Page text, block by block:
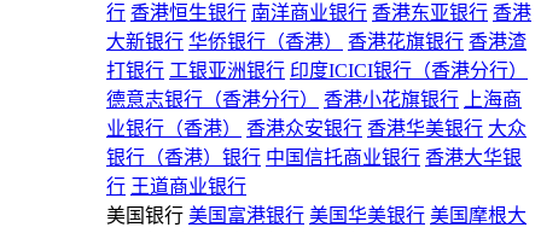
行 香港恒生银行 南洋商业银行 香港东亚银行 香港
大新银行 华侨银行（香港） 香港花旗银行 香港渣
打银行 工银亚洲银行 印度ICICI银行（香港分行）
德意志银行（香港分行）
香港小花旗银行
上海商
业银行（香港）
香港众安银行 香港华美银行 大众
银行（香港）银行 中国信托商业银行 香港大华银
行 王道商业银行
美国银行 美国富港银行 美国华美银行 美国摩根大